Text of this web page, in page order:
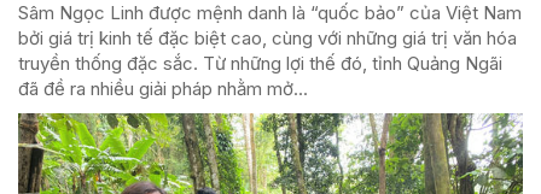
Sâm Ngọc Linh được mệnh danh là “quốc bảo” của Việt Nam
bởi giá trị kinh tế đặc biệt cao, cùng với những giá trị văn hóa
truyền thống đặc sắc. Từ những lợi thế đó, tỉnh Quảng Ngãi
đã đề ra nhiều giải pháp nhằm mở...